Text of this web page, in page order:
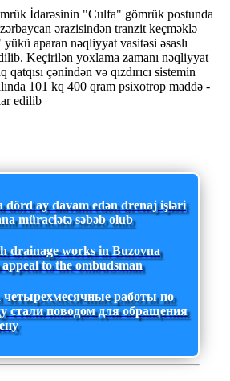
İdarəsinin "Culfa" gömrük postunda
ərazisindən tranzit keçməklə
aparan nəqliyyat vasitəsi əsaslı
Keçirilən yoxlama zamanı nəqliyyat
çənindən və qızdırıcı sistemin
101 kq 400 qram psixotrop maddə -
edilib
dörd ay davam edən drenaj işləri
müraciətə səbəb olub
drainage works in Buzovna
to the ombudsman
четырехмесячные работы по
стали поводом для обращения